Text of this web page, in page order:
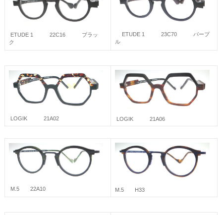
ETUDE 1 22C16 ブラッ
ク
ETUDE 1 23C70 パープ
ル
LOGIK 21A02 LOGIK 21A06
M.5 22A10 M.5 H33